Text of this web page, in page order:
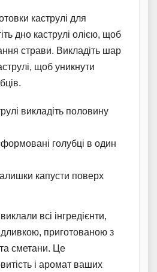
каструлі для
дно каструлі олією, щоб
страви. Викладіть шар
щоб уникнути
викладіть половину
голубці в один
капусти поверх
всі інгредієнти,
приготованою з
сметани. Це
і аромат ваших